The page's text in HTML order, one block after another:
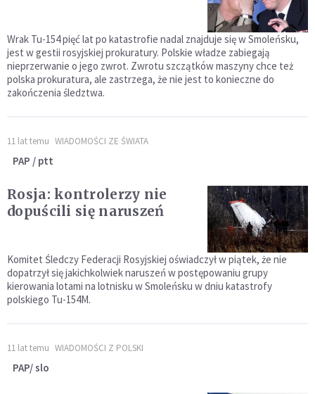
Wrak Tu-154 pięć lat po katastrofie nadal znajduje się w Smoleńsku,
jest w gestii rosyjskiej prokuratury. Polskie władze zabiegają
nieprzerwanie o jego zwrot. Zwrotu szczątków maszyny chce też
polska prokuratura, ale zastrzega, że nie jest to konieczne do
zakończenia śledztwa.
11 lat temu WIADOMOŚCI ZE ŚWIATA
PAP / ptt
Rosja: kontrolerzy nie
dopuścili się naruszeń
Komitet Śledczy Federacji Rosyjskiej oświadczył w piątek, że nie
dopatrzył się jakichkolwiek naruszeń w postępowaniu grupy
kierowania lotami na lotnisku w Smoleńsku w dniu katastrofy
polskiego Tu-154M.
11 lat temu WIADOMOŚCI Z POLSKI
PAP/ slo